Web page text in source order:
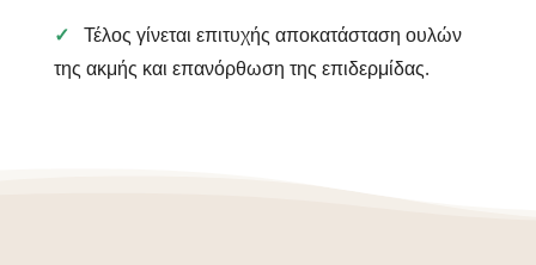
✓ Τέλος γίνεται επιτυχής αποκατάσταση ουλών
της ακμής και επανόρθωση της επιδερμίδας.